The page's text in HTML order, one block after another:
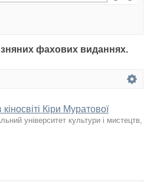
фахових виданнях.
Кіри Муратової
університет культури і мистецтв,